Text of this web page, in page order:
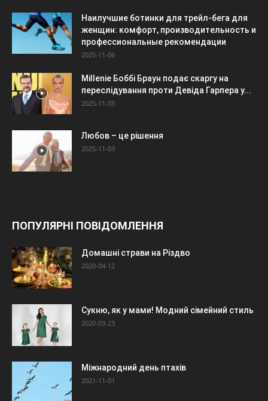
Наилучшие ботинки для трейл-бега для
женщин: комфорт, производительность и
профессиональные рекомендации
2025-11-06
Millenie Боббі Браун подає скаргу на
переслідування проти Девіда Гарпера у...
2025-11-05
Любов – це рішення
2025-11-03
ПОПУЛЯРНІ ПОВІДОМЛЕННЯ
Домашні страви на Різдво
2020-04-12
Сукню, як у мами! Модний сімейний стиль
2020-03-23
Міжнародний день птахів
2021-11-01